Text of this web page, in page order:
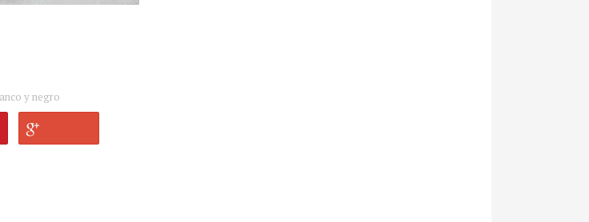
y negro